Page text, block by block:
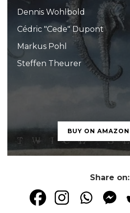
Dennis Wohlbold
Cédric "Cede" Dupont
Markus Pohl
Steffen Theurer
...
BUY ON AMAZON
Share on: